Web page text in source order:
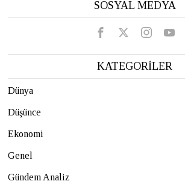
SOSYAL MEDYA
KATEGORİLER
Dünya
Düşünce
Ekonomi
Genel
Gündem Analiz